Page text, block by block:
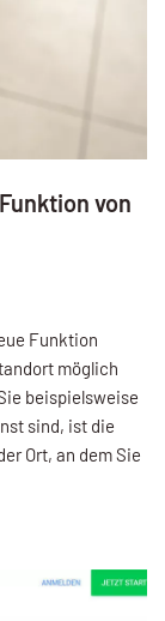
von
Funktion
möglich
beispielsweise
sind, ist die
Ort, an dem Sie